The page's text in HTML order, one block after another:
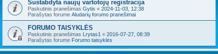
Sustabdyta naujų vartotojų registracija
Paskutinis pranešimas Gytis « 2024-11-03, 12:38
Parašytas forume Aludarių forumo pranešimai
FORUMO TAISYKLĖS
Paskutinis pranešimas Lrytas1 « 2016-07-27, 08:39
Parašytas forume Forumo taisyklės